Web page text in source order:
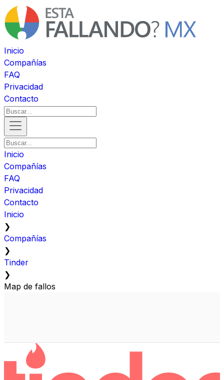
Inicio
Compañías
FAQ
Privacidad
Contacto
Inicio
Compañías
FAQ
Privacidad
Contacto
Inicio
❯
Compañías
❯
Tinder
❯
Map de fallos